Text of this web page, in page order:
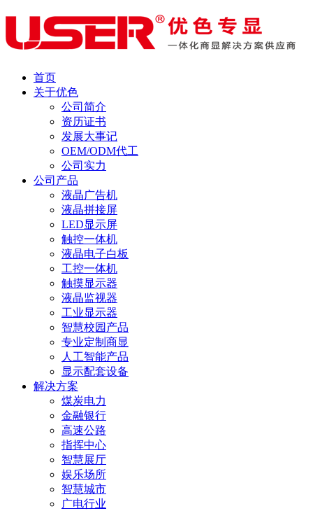
首页
关于优色
公司简介
资历证书
发展大事记
OEM/ODM代工
公司实力
公司产品
液晶广告机
液晶拼接屏
LED显示屏
触控一体机
液晶电子白板
工控一体机
触摸显示器
液晶监视器
工业显示器
智慧校园产品
专业定制商显
人工智能产品
显示配套设备
解决方案
煤炭电力
金融银行
高速公路
指挥中心
智慧展厅
娱乐场所
智慧城市
广电行业